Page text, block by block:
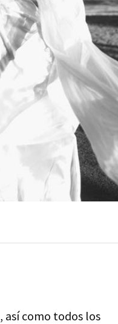
, así como todos los